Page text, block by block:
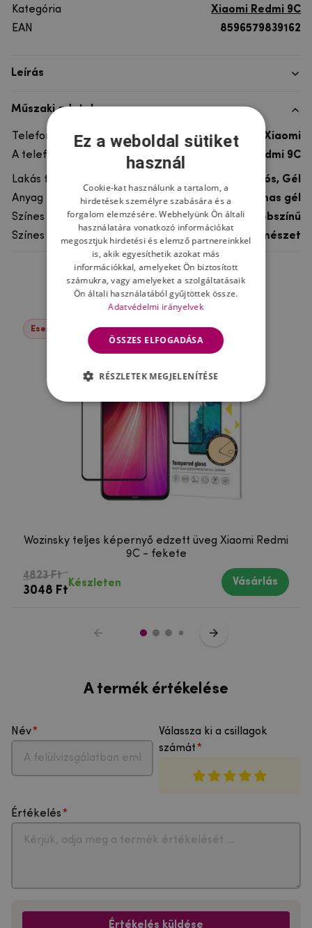
Kategória
Xiaomi Redmi 9C
EAN
8596579839162
Leírás
Műszaki adatok
Telefon márka
Xiaomi
A telefonmodellhez
Xiaomi Redmi 9C
Lakás típusa
Ultra tartós, Gél
Anyag
rugalmas gél
Színes
többszínű
Színes motívum
Természet
Ne felejtsd el
Események -37%
Wozinsky teljes képernyő edzett üveg Xiaomi Redmi
9C - fekete
4823 Ft
3048 Ft
Készleten Vásárlás
A termék értékelése
Név
Válassza ki a csillagok
számát
Értékelés
Értékelés küldése
Ez a weboldal sütiket
használ
Cookie-kat használunk a tartalom, a
hirdetések személyre szabására és a
forgalom elemzésére. Webhelyünk Ön általi
használatára vonatkozó információkat
megosztjuk hirdetési és elemző partnereinkkel
is, akik egyesíthetik azokat más
információkkal, amelyeket Ön biztosított
számukra, vagy amelyeket a szolgáltatásaik
Ön általi használatából gyűjtöttek össze.
Adatvédelmi irányelvek
ÖSSZES ELFOGADÁSA
RÉSZLETEK MEGJELENÍTÉSE